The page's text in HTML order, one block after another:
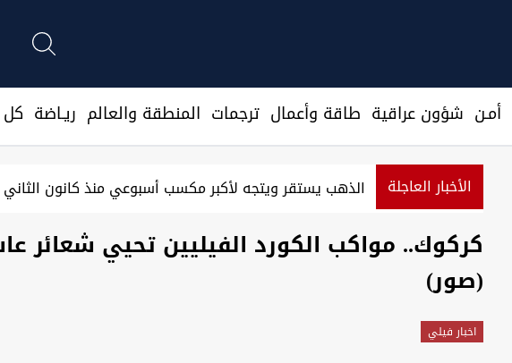
أمـن شؤون عراقية طاقة وأعمال ترجمات المنطقة والعالم ريـاضة كل
الأخبار العاجلة الذهب يستقر ويتجه لأكبر مكسب أسبوعي منذ كانون الثاني
كركوك.. مواكب الكورد الفيليين تحيي شعائر
(صور)
اخبار فيلي